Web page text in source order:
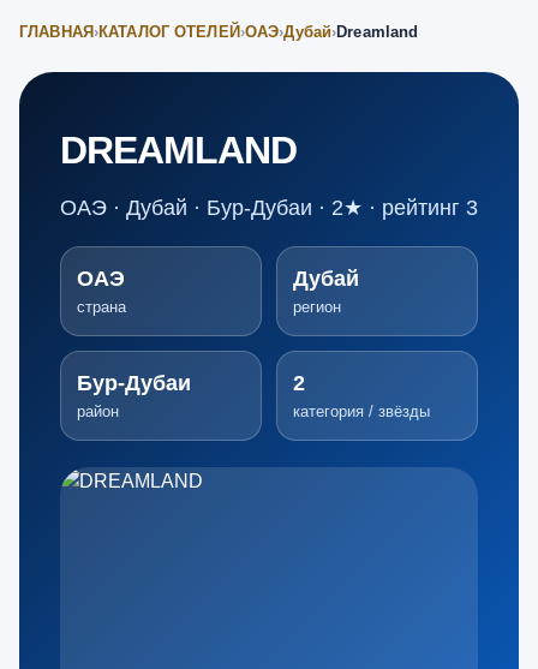
ГЛАВНАЯ ›КАТАЛОГ ОТЕЛЕЙ ›ОАЭ›Дубай›Dreamland
DREAMLAND
ОАЭ · Дубай · Бур-Дубаи · 2★ · рейтинг 3
ОАЭ
страна
Дубай
регион
Бур-Дубаи
район
2
категория / звёзды